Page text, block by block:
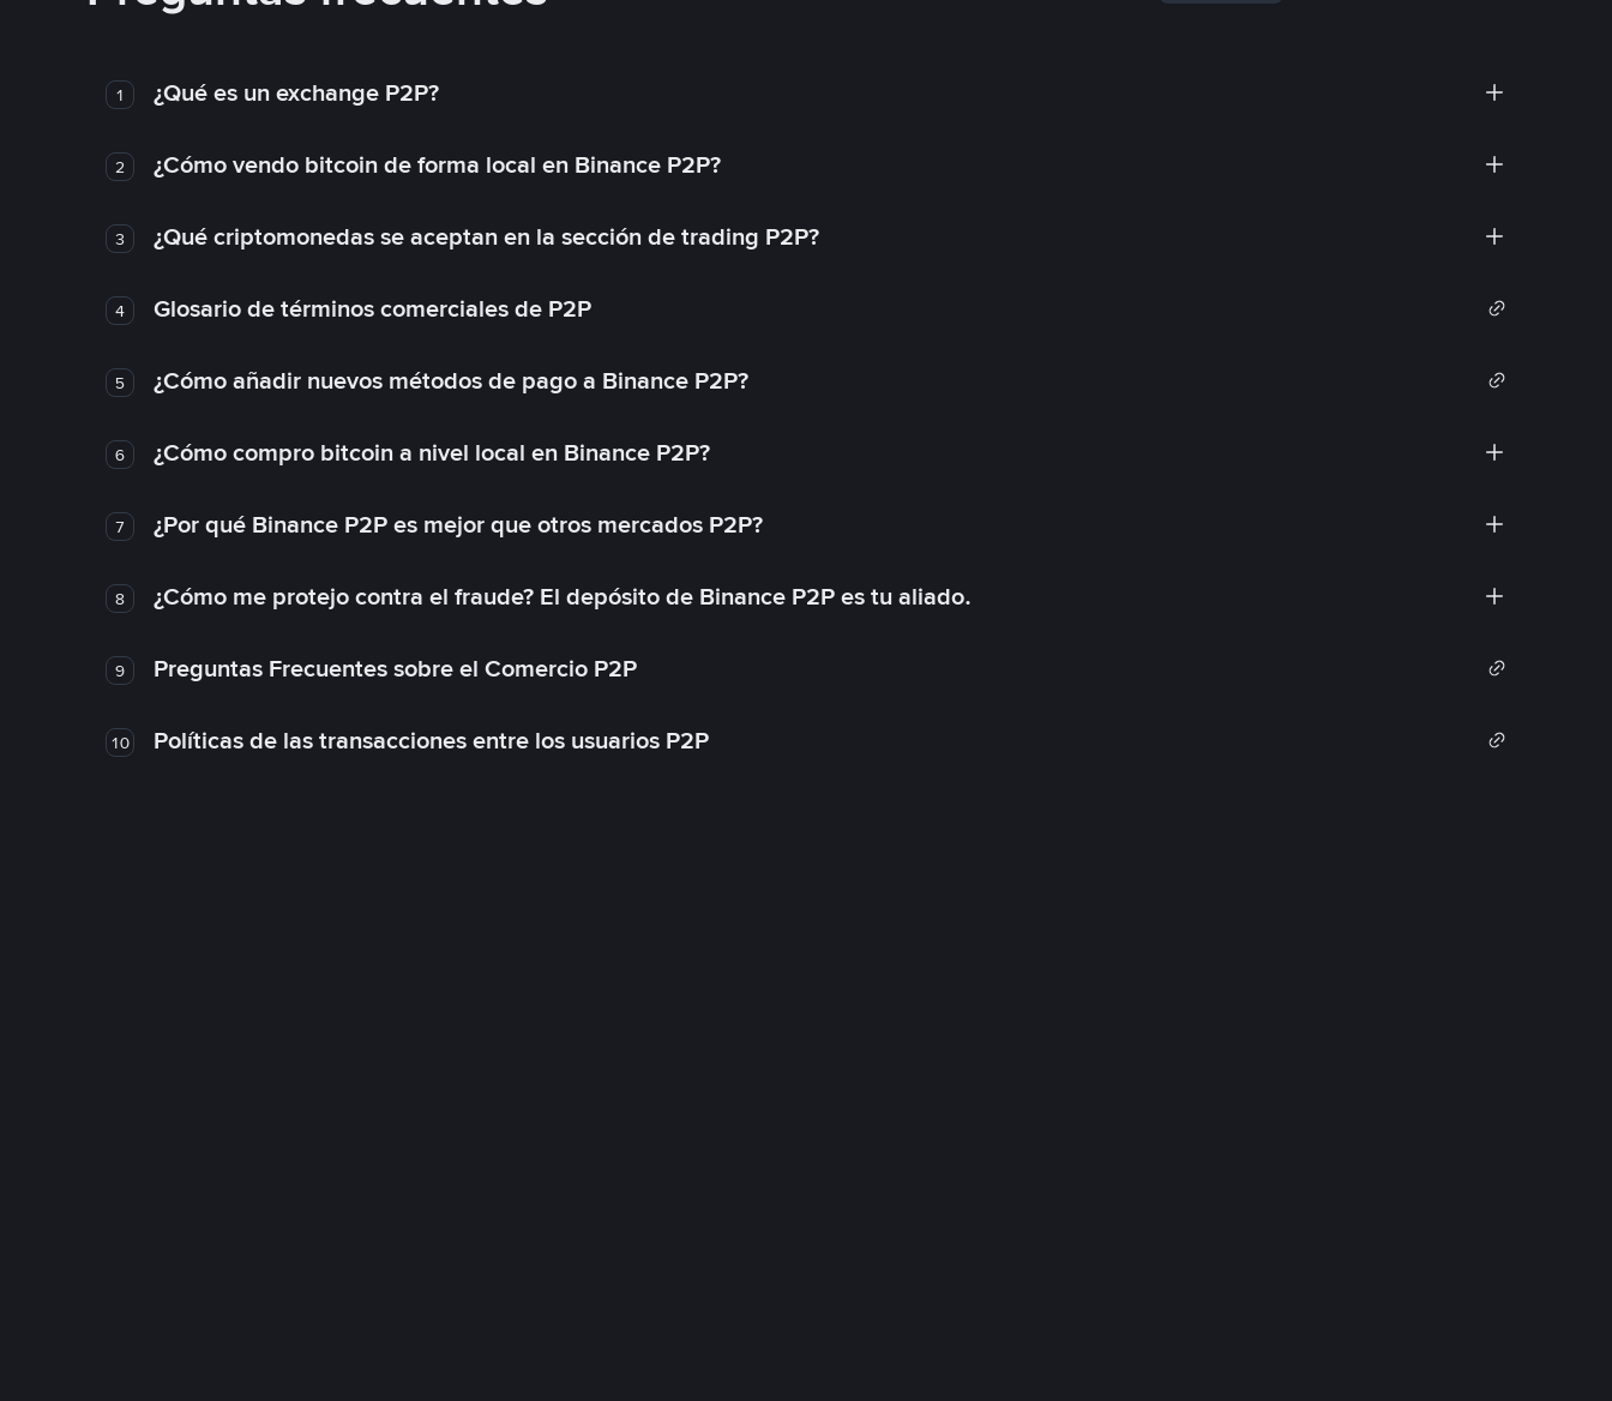
1 ¿Qué es un exchange P2P?
2 ¿Cómo vendo bitcoin de forma local en Binance P2P?
3 ¿Qué criptomonedas se aceptan en la sección de trading P2P?
4 Glosario de términos comerciales de P2P
5 ¿Cómo añadir nuevos métodos de pago a Binance P2P?
6 ¿Cómo compro bitcoin a nivel local en Binance P2P?
7 ¿Por qué Binance P2P es mejor que otros mercados P2P?
8 ¿Cómo me protejo contra el fraude? El depósito de Binance P2P es tu aliado.
9 Preguntas Frecuentes sobre el Comercio P2P
10 Políticas de las transacciones entre los usuarios P2P